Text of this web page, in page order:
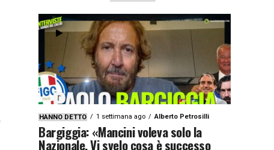
HANNO DETTO 1 settimana ago Alberto Petrosilli
Bargiggia: «Mancini voleva solo la
Nazionale. Vi svelo cosa è successo